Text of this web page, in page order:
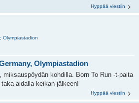
Hyppää viestiin
Olympiastadion
Olympiastadion
kohdilla. Born To Run -t-paita
aidalla keikan jälkeen!
Hyppää viestiin